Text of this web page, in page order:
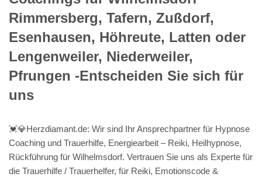
Rimmersberg, Tafern, Zußdorf,
Esenhausen, Höhreute, Latten oder
Lengenweiler, Niederweiler,
Pfrungen -Entscheiden Sie sich für
uns
💓️💎Herzdiamant.de: Wir sind Ihr Ansprechpartner für Hypnose
Coaching und Trauerhilfe, Energiearbeit – Reiki, Heilhypnose,
Rückführung für Wilhelmsdorf. Vertrauen Sie uns als Experte für
die Trauerhilfe / Trauerhelfer, für Reiki, Emotionscode &